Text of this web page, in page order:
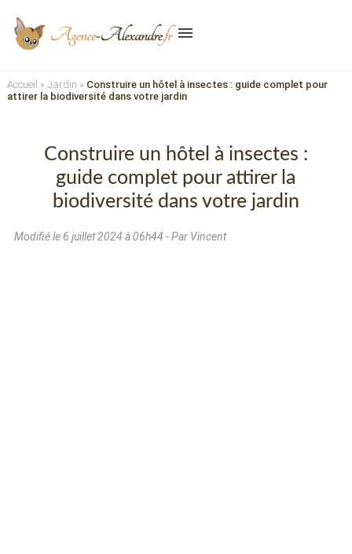
menu
Accueil » Jardin » Construire un hôtel à insectes : guide complet pour
attirer la biodiversité dans votre jardin
Construire un hôtel à insectes :
guide complet pour attirer la
biodiversité dans votre jardin
Modifié le 6 juillet 2024 à 06h44 - Par Vincent